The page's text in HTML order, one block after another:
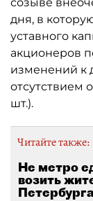
дня, в
уставного
акционеров
изменений к
отсутствием
шт.).
Читайте также:
Не метро
возить